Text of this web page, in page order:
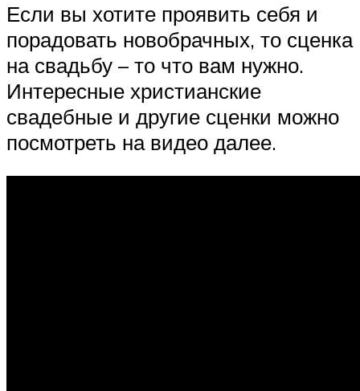
Если вы хотите проявить себя и
порадовать новобрачных, то сценка
на свадьбу – то что вам нужно.
Интересные христианские
свадебные и другие сценки можно
посмотреть на видео далее.